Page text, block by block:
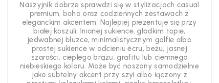
Naszyjnik dobrze sprawdzi się w stylizacjach casual
premium, boho oraz codziennych zestawach z
eleganckim akcentem. Najlepiej prezentuje się przy
białej koszuli, lnianej sukience, gładkim topie,
jedwabnej bluzce, minimalistycznym golfie albo
prostej sukience w odcieniu écru, beżu, jasnej
szarości, ciepłego brązu, grafitu lub ciemnego
niebieskiego koloru. Może być noszony samodzielnie
jako subtelny akcent przy szyi albo łączony z